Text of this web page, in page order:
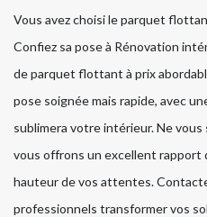
Vous avez choisi le parquet
Confiez sa pose à Rénovation
de parquet flottant à prix
pose soignée mais rapide, avec
sublimera votre intérieur. Ne
vous offrons un excellent rapport
hauteur de vos attentes.
professionnels transformer vos